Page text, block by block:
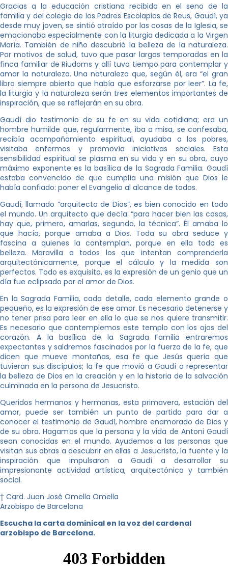
Gracias a la educación cristiana recibida en el seno de la
familia y del colegio de los Padres Escolapios de Reus, Gaudí, ya
desde muy joven, se sintió atraído por las cosas de la Iglesia, se
emocionaba especialmente con la liturgia dedicada a la Virgen
María. También de niño descubrió la belleza de la naturaleza.
Por motivos de salud, tuvo que pasar largas temporadas en la
finca familiar de Riudoms y allí tuvo tiempo para contemplar y
amar la naturaleza. Una naturaleza que, según él, era “el gran
libro siempre abierto que había que esforzarse por leer”. La fe,
la liturgia y la naturaleza serán tres elementos importantes de
inspiración, que se reflejarán en su obra.
Gaudí dio testimonio de su fe en su vida cotidiana; era un
hombre humilde que, regularmente, iba a misa, se confesaba,
recibía acompañamiento espiritual, ayudaba a los pobres,
visitaba enfermos y promovía iniciativas sociales. Esta
sensibilidad espiritual se plasma en su vida y en su obra, cuyo
máximo exponente es la basílica de la Sagrada Familia. Gaudí
estaba convencido de que cumplía una misión que Dios le
había confiado: poner el Evangelio al alcance de todos.
Gaudí, llamado “arquitecto de Dios”, es bien conocido en todo
el mundo. Un arquitecto que decía: “para hacer bien las cosas,
hay que, primero, amarlas, segundo, la técnica”. Él amaba lo
que hacía, porque amaba a Dios. Toda su obra seduce y
fascina a quienes la contemplan, porque en ella todo es
belleza. Maravilla a todos los que intentan comprenderla
arquitectónicamente, porque el cálculo y la medida son
perfectos. Todo es exquisito, es la expresión de un genio que un
día fue eclipsado por el amor de Dios.
En la Sagrada Familia, cada detalle, cada elemento grande o
pequeño, es la expresión de ese amor. Es necesario detenerse y
no tener prisa para leer en ella lo que se nos quiere transmitir.
Es necesario que contemplemos este templo con los ojos del
corazón. A la basílica de la Sagrada Familia entraremos
expectantes y saldremos fascinados por la fuerza de la fe, que
dicen que mueve montañas, esa fe que Jesús quería que
tuvieran sus discípulos; la fe que movió a Gaudí a representar
la belleza de Dios en la creación y en la historia de la salvación
culminada en la persona de Jesucristo.
Queridos hermanos y hermanas, esta primavera, estación del
amor, puede ser también un punto de partida para dar a
conocer el testimonio de Gaudí, hombre enamorado de Dios y
de su obra. Hagamos que la persona y la vida de Antoni Gaudí
sean conocidas en el mundo. Ayudemos a las personas que
visitan sus obras a descubrir en ellas a Jesucristo, la fuente y la
inspiración que impulsaron a Gaudí a desarrollar su
impresionante actividad artística, arquitectónica y también
social.
† Card. Juan José Omella Omella
Arzobispo de Barcelona
Escucha la carta dominical en la voz del cardenal
arzobispo de Barcelona.